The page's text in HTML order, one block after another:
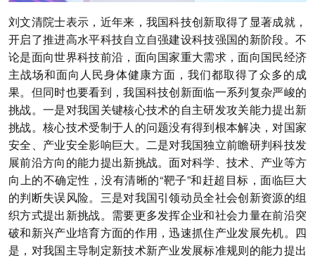
刘文清院士表示，近年来，我国科技创新取得了显著成就，
开启了推进高水平科技自立自强建设科技强国的新阶段。不
论是面向世界科技前沿，面向国家重大需求，面向国民经济
主战场和面向人民身体健康方面，我们都取得了众多的成
果。但同时也要看到，我国科技创新面临一系列复杂严峻的
挑战。一是对我国关键核心技术的自主研发攻关能力提出新
挑战。核心技术受制于人的问题没有得到根本解决，对国家
安全、产业安全影响巨大。二是对我国独立前瞻研判科技发
展前沿方向的能力提出新挑战。面对科学、技术、产业等方
向上的不确定性，没有清晰的“靶子”和赶超目标，面临巨大
的判断失误风险。三是对我国引领动员全社会创新资源的组
织方式提出新挑战。需要更多发挥企业和社会力量在前沿突
破和新兴产业培育方面的作用，迅速抓住产业发展先机。四
是，对我国主导制定新技术新产业发展标准规则的能力提出